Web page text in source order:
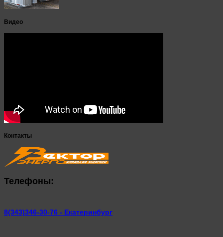
Видео
Контакты
Телефоны:
8(343)346-30-76 - Екатеринбург